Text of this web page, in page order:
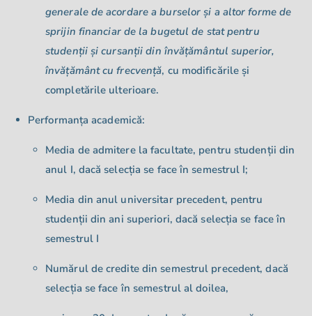
generale de acordare a burselor și a altor forme de
sprijin financiar de la bugetul de stat pentru
studenții și cursanții din învățământul superior,
învățământ cu frecvență, cu modificările și
completările ulterioare.
Performanța academică:
Media de admitere la facultate, pentru studenții din
anul I, dacă selecția se face în semestrul I;
Media din anul universitar precedent, pentru
studenții din ani superiori, dacă selecția se face în
semestrul I
Numărul de credite din semestrul precedent, dacă
selecția se face în semestrul al doilea,